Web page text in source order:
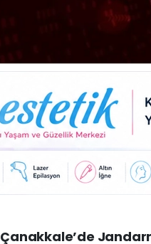
Çanakkale’de